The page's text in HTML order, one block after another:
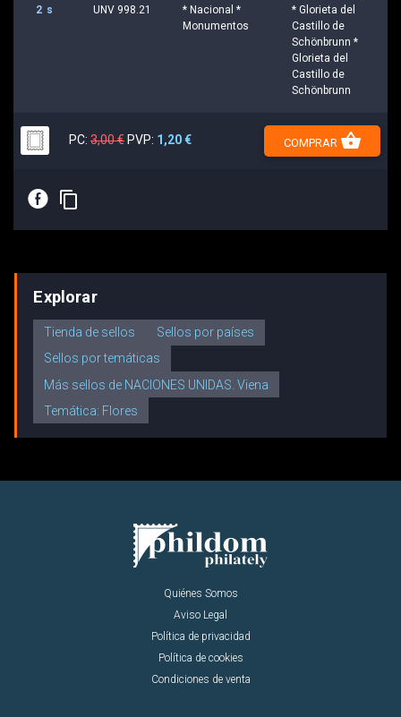
2 s
UNV 998.21
* Nacional *
Monumentos
* Glorieta del
Castillo de
Schönbrunn *
Glorieta del
Castillo de
Schönbrunn
PC: 3,00 € PVP: 1,20 € COMPRAR shopping_basket
E content_copy
Explorar
Tienda de sellos
Sellos por países
Sellos por temáticas
Más sellos de NACIONES UNIDAS. Viena
Temática: Flores
Quiénes Somos
Aviso Legal
Política de privacidad
Política de cookies
Condiciones de venta